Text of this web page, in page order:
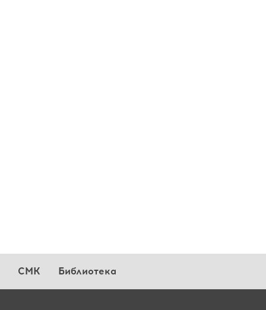
СМК Библиотека